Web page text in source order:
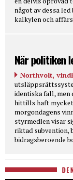
något av dessa
kalkylen och
När politiken
Northvolt,
identiska fall, men
hittills haft
morgondagens
styrmedlen visar
riktad subvention,
bidragsberoende